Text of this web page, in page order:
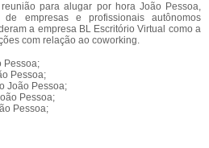
para alugar por hora João Pessoa,
de empresas e profissionais autônomos
a empresa BL Escritório Virtual como a
com relação ao coworking.
Pessoa;
Pessoa;
João Pessoa;
Pessoa;
Pessoa;